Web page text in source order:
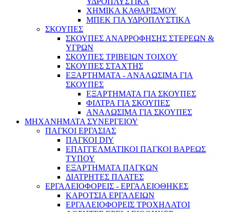
ΧΗΜΙΚΑ ΚΑΘΑΡΙΣΜΟΥ
ΜΠΕΚ ΓΙΑ ΥΔΡΟΠΛΥΣΤΙΚΑ
ΣΚΟΥΠΕΣ
ΣΚΟΥΠΕΣ ΑΝΑΡΡΟΦΗΣΗΣ ΣΤΕΡΕΩΝ &
ΥΓΡΩΝ
ΣΚΟΥΠΕΣ ΤΡΙΒΕΙΩΝ ΤΟΙΧΟΥ
ΣΚΟΥΠΕΣ ΣΤΑΧΤΗΣ
ΕΞΑΡΤΗΜΑΤΑ - ΑΝΑΛΩΣΙΜΑ ΓΙΑ
ΣΚΟΥΠΕΣ
ΕΞΑΡΤΗΜΑΤΑ ΓΙΑ ΣΚΟΥΠΕΣ
ΦΙΛΤΡΑ ΓΙΑ ΣΚΟΥΠΕΣ
ΑΝΑΛΩΣΙΜΑ ΓΙΑ ΣΚΟΥΠΕΣ
ΜΗΧΑΝΗΜΑΤΑ ΣΥΝΕΡΓΕΙΟΥ
ΠΑΓΚΟΙ ΕΡΓΑΣΙΑΣ
ΠΑΓΚΟΙ DIY
ΕΠΑΓΓΕΛΜΑΤΙΚΟΙ ΠΑΓΚΟΙ ΒΑΡΕΩΣ
ΤΥΠΟΥ
ΕΞΑΡΤΗΜΑΤΑ ΠΑΓΚΩΝ
ΔΙΑΤΡΗΤΕΣ ΠΛΑΤΕΣ
ΕΡΓΑΛΕΙΟΦΟΡΕΙΣ - ΕΡΓΑΛΕΙΟΘΗΚΕΣ
ΚΑΡΟΤΣΙΑ ΕΡΓΑΛΕΙΩΝ
ΕΡΓΑΛΕΙΟΦΟΡΕΙΣ ΤΡΟΧΗΛΑΤΟΙ